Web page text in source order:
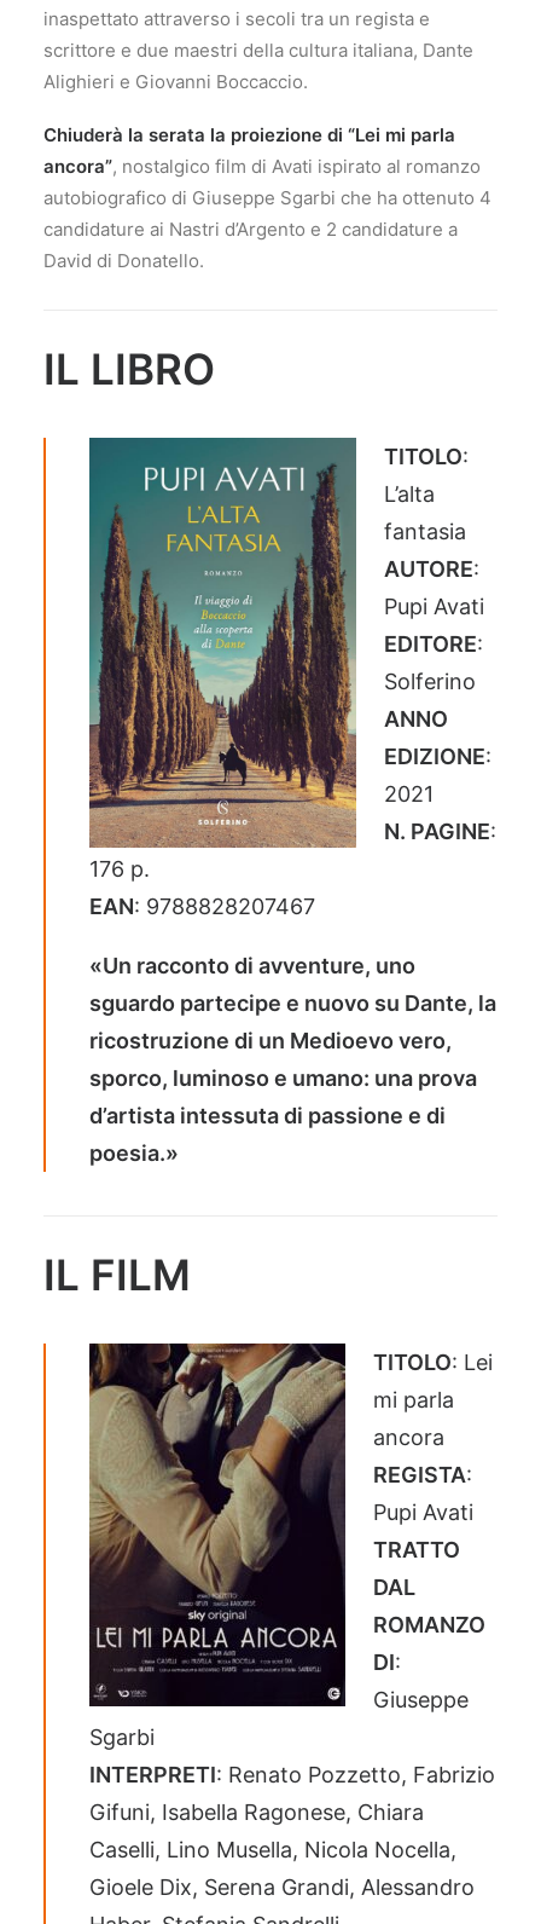
inaspettato attraverso i secoli tra un regista e
scrittore e due maestri della cultura italiana, Dante
Alighieri e Giovanni Boccaccio.
Chiuderà la serata la proiezione di “Lei mi parla
ancora”, nostalgico film di Avati ispirato al romanzo
autobiografico di Giuseppe Sgarbi che ha ottenuto 4
candidature ai Nastri d’Argento e 2 candidature a
David di Donatello.
IL LIBRO
TITOLO:
L’alta
fantasia
AUTORE:
Pupi Avati
EDITORE:
Solferino
ANNO
EDIZIONE:
2021
N. PAGINE:
176 p.
EAN: 9788828207467
«Un racconto di avventure, uno
sguardo partecipe e nuovo su Dante, la
ricostruzione di un Medioevo vero,
sporco, luminoso e umano: una prova
d’artista intessuta di passione e di
poesia.»
IL FILM
TITOLO: Lei
mi parla
ancora
REGISTA:
Pupi Avati
TRATTO
DAL
ROMANZO
DI:
Giuseppe
Sgarbi
INTERPRETI: Renato Pozzetto, Fabrizio
Gifuni, Isabella Ragonese, Chiara
Caselli, Lino Musella, Nicola Nocella,
Gioele Dix, Serena Grandi, Alessandro